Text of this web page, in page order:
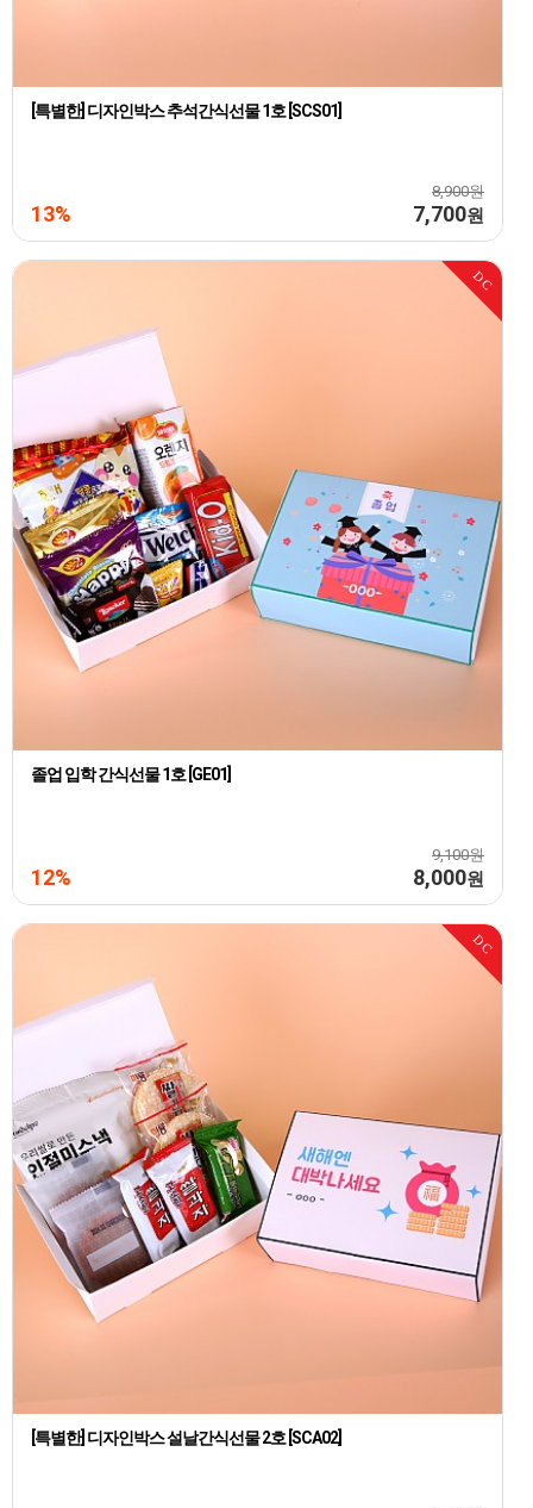
[특별한] 디자인박스 추석간식선물 1호 [SCS01]
8,900원
13% 7,700원
DC
졸업 입학 간식선물 1호 [GE01]
9,100원
12% 8,000원
DC
[특별한] 디자인박스 설날간식선물 2호 [SCA02]